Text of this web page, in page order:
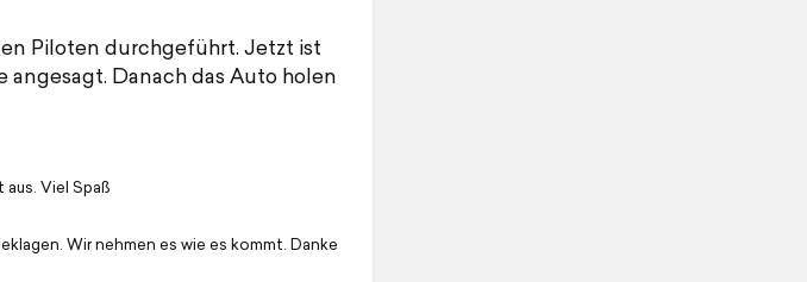
Piloten durchgeführt. Jetzt ist
angesagt. Danach das Auto holen
Viel Spaß
Wir nehmen es wie es kommt. Danke